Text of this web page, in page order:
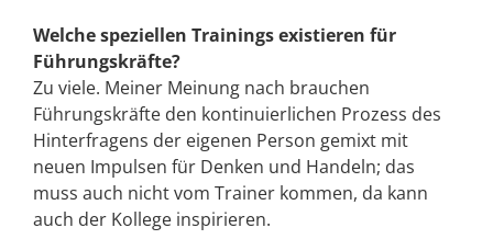
Welche speziellen Trainings existieren für
Führungskräfte?
Zu viele. Meiner Meinung nach brauchen
Führungskräfte den kontinuierlichen Prozess des
Hinterfragens der eigenen Person gemixt mit
neuen Impulsen für Denken und Handeln; das
muss auch nicht vom Trainer kommen, da kann
auch der Kollege inspirieren.